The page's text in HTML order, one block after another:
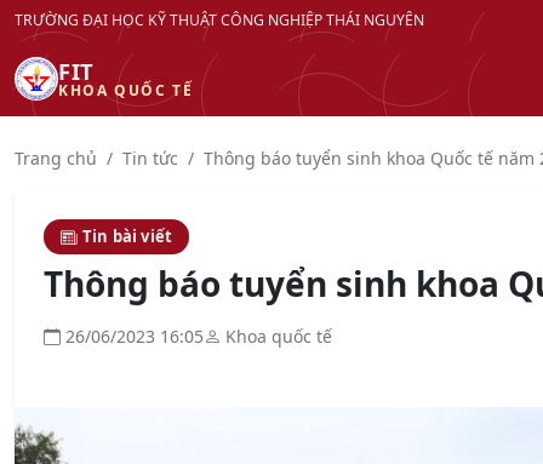
TRƯỜNG ĐẠI HỌC KỸ THUẬT CÔNG NGHIỆP THÁI NGUYÊN
FIT
KHOA QUỐC TẾ
Trang chủ Tin tức Thông báo tuyển sinh khoa Quốc tế năm
Tin bài viết
Thông báo tuyển sinh khoa
26/06/2023 16:05 Khoa quốc tế